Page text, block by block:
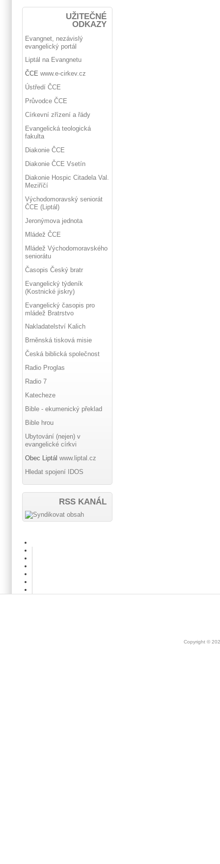
UŽITEČNÉ
ODKAZY
Evangnet, nezávislý
evangelický portál
Liptál na Evangnetu
ČCE www.e-cirkev.cz
Ústředí ČCE
Průvodce ČCE
Církevní zřízení a řády
Evangelická teologická
fakulta
Diakonie ČCE
Diakonie ČCE Vsetín
Diakonie Hospic Citadela Val.
Meziříčí
Východomoravský seniorát
ČCE (Liptál)
Jeronýmova jednota
Mládež ČCE
Mládež Východomoravského
seniorátu
Časopis Český bratr
Evangelický týdeník
(Kostnické jiskry)
Evangelický časopis pro
mládež Bratrstvo
Nakladatelství Kalich
Brněnská tisková misie
Česká biblická společnost
Radio Proglas
Radio 7
Katecheze
Bible - ekumenický překlad
Bible hrou
Ubytování (nejen) v
evangelické církvi
Obec Liptál www.liptal.cz
Hledat spojení IDOS
RSS KANÁL
Copyright ©